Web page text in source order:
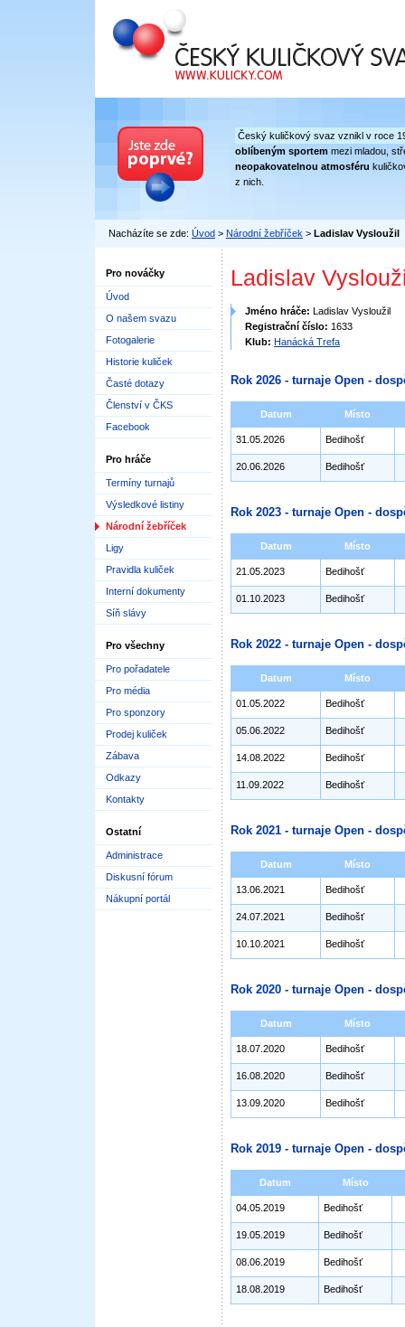
Český kuličkový svaz
Český kuličkový svaz vznikl v roce
oblíbeným sportem mezi mladou,
neopakovatelnou atmosféru
z nich.
Nacházíte se zde: Úvod > Národní žebříček > Ladislav Vysloužil
Pro nováčky
Úvod
O našem svazu
Fotogalerie
Historie kuliček
Časté dotazy
Členství v ČKS
Facebook
Pro hráče
Termíny turnajů
Výsledkové listiny
Národní žebříček
Ligy
Pravidla kuliček
Interní dokumenty
Síň slávy
Pro všechny
Pro pořadatele
Pro média
Pro sponzory
Prodej kuliček
Zábava
Odkazy
Kontakty
Ostatní
Administrace
Diskusní fórum
Nákupní portál
Ladislav
Jméno hráče: Ladislav Vysloužil
Registrační číslo: 1633
Klub: Hanácká Trefa
Rok 2026 - turnaje Open -
Datum Místo
31.05.2026 Bedihošť
20.06.2026 Bedihošť
Rok 2023 - turnaje Open -
Datum Místo
21.05.2023 Bedihošť
01.10.2023 Bedihošť
Rok 2022 - turnaje Open -
Datum Místo
01.05.2022 Bedihošť
05.06.2022 Bedihošť
14.08.2022 Bedihošť
11.09.2022 Bedihošť
Rok 2021 - turnaje Open -
Datum Místo
13.06.2021 Bedihošť
24.07.2021 Bedihošť
10.10.2021 Bedihošť
Rok 2020 - turnaje Open -
Datum Místo
18.07.2020 Bedihošť
16.08.2020 Bedihošť
13.09.2020 Bedihošť
Rok 2019 - turnaje Open -
Datum Místo
04.05.2019 Bedihošť
19.05.2019 Bedihošť
08.06.2019 Bedihošť
18.08.2019 Bedihošť